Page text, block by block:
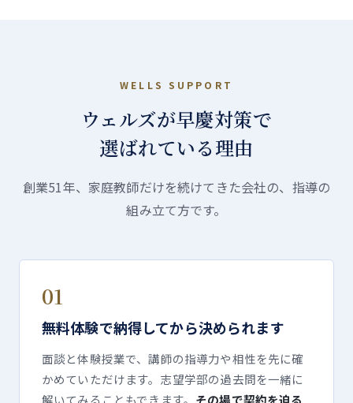
WELLS SUPPORT
ウェルズが早慶対策で
選ばれている理由
創業51年、家庭教師だけを続けてきた会社の、指導の
組み立て方です。
01
無料体験で納得してから決められます
面談と体験授業で、講師の指導力や相性を先に確
かめていただけます。志望学部の過去問を一緒に
解いてみることもできます。 その場で契約を迫る